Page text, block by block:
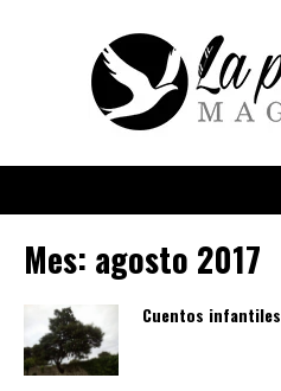
Mes: agosto 2017
Cuentos infantiles